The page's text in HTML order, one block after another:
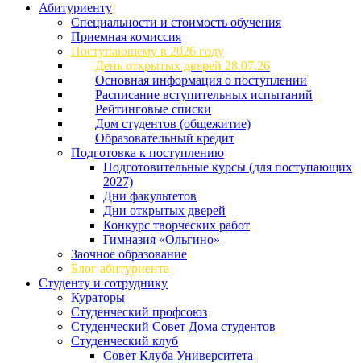
Абитуриенту
Специальности и стоимость обучения
Приемная комиссия
Поступающему в 2026 году
День открытых дверей 28.07.26
Основная информация о поступлении
Расписание вступительных испытаний
Рейтинговые списки
Дом студентов (общежитие)
Образовательный кредит
Подготовка к поступлению
Подготовительные курсы (для поступающих
2027)
Дни факультетов
Дни открытых дверей
Конкурс творческих работ
Гимназия «Ольгино»
Заочное образование
Блог абитуриента
Студенту и сотруднику
Кураторы
Студенческий профсоюз
Студенческий Совет Дома студентов
Студенческий клуб
Совет Клуба Университета